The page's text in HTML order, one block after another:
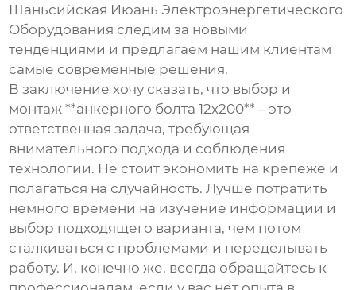
Шаньсийская Июань Электроэнергетического
Оборудования следим за новыми
тенденциями и предлагаем нашим клиентам
самые современные решения.
В заключение хочу сказать, что выбор и
монтаж **анкерного болта 12х200** – это
ответственная задача, требующая
внимательного подхода и соблюдения
технологии. Не стоит экономить на крепеже и
полагаться на случайность. Лучше потратить
немного времени на изучение информации и
выбор подходящего варианта, чем потом
сталкиваться с проблемами и переделывать
работу. И, конечно же, всегда обращайтесь к